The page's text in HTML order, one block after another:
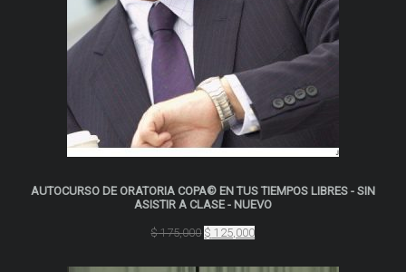
AUTOCURSO DE ORATORIA COPA© EN TUS TIEMPOS LIBRES - SIN
ASISTIR A CLASE - NUEVO
$175,000 El
original
$ 125,000El
actual